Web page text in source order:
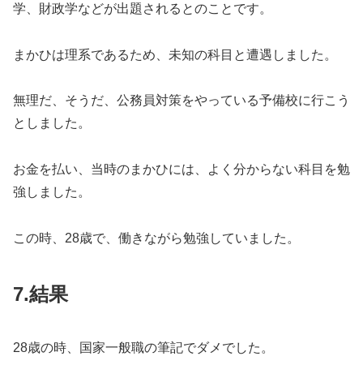
学、財政学などが出題されるとのことです。
まかひは理系であるため、未知の科目と遭遇しました。
無理だ、そうだ、公務員対策をやっている予備校に行こう
としました。
お金を払い、当時のまかひには、よく分からない科目を勉
強しました。
この時、28歳で、働きながら勉強していました。
7.結果
28歳の時、国家一般職の筆記でダメでした。